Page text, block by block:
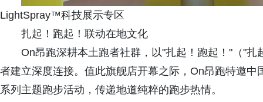
LightSpray™科技展示专区
扎起！跑起！联动在地文化
On昂跑深耕本土跑者社群，以"扎起！跑起！"（"
者建立深度连接。值此旗舰店开幕之际，On昂跑特邀
系列主题跑步活动，传递地道纯粹的跑步热情。